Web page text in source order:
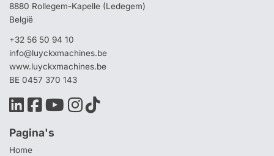
8880 Rollegem-Kapelle (Ledegem)
België
+32 56 50 94 10
info@luyckxmachines.be
www.luyckxmachines.be
BE 0457 370 143
Pagina's
Home